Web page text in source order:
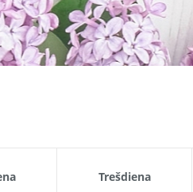
Trešdiena